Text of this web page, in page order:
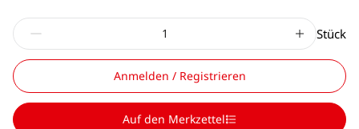
Stück
Anmelden / Registrieren
Auf den Merkzettel